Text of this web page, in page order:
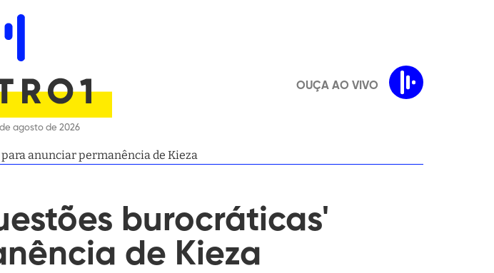
agosto de 2026
OUÇA AO VIVO
anunciar permanência de Kieza
burocráticas'
de Kieza